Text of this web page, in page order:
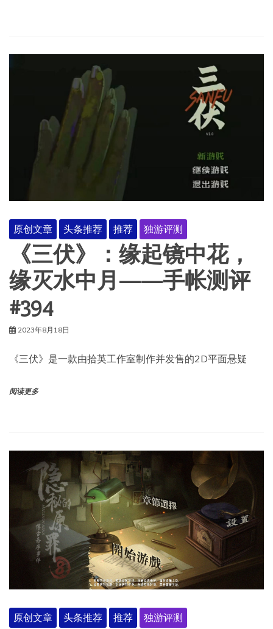
原创文章 头条推荐 推荐 独游评测
《三伏》：缘起镜中花，
缘灭水中月——手帐测评
#394
2023年8月18日
《三伏》是一款由拾英工作室制作并发售的2D平面悬疑
阅读更多
原创文章 头条推荐 推荐 独游评测